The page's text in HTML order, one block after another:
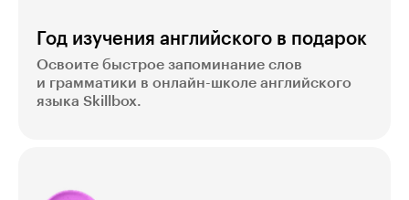
Год изучения английского в подарок
Освоите быстрое запоминание слов
и грамматики в онлайн-школе английского
языка Skillbox.